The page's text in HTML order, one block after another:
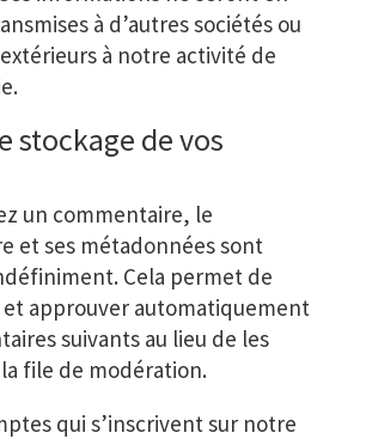
à d’autres sociétés ou
à notre activité de
stockage de vos
un commentaire, le
et ses métadonnées sont
Cela permet de
approuver automatiquement
suivants au lieu de les
file de modération.
qui s’inscrivent sur notre